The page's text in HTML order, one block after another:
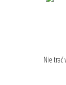
Nie trać